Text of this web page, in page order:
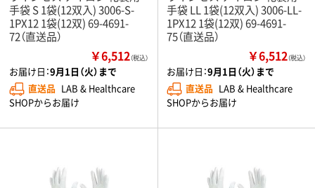
手袋 S 1袋(12双入) 3006-S-
1PX12 1袋(12双) 69-4691-
72（直送品）
￥6,512（税込）
お届け日：9月1日（火）まで
直送品 LAB & Healthcare
SHOPからお届け
手袋 LL 1袋(12双入) 3006-LL-
1PX12 1袋(12双) 69-4691-
75（直送品）
￥6,512（税込）
お届け日：9月1日（火）まで
直送品 LAB & Healthcare
SHOPからお届け